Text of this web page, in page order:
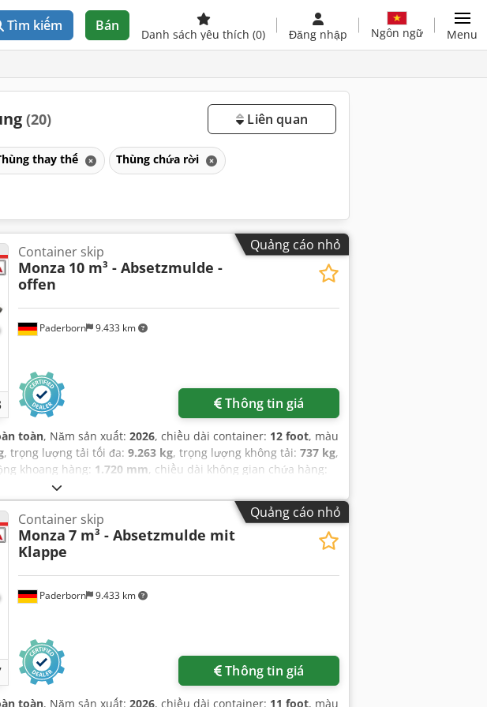
Tìm kiếm Bán
Danh sách yêu thích (0) Đăng nhập Ngôn ngữ Menu
(20) Liên quan
thay thế Thùng chứa rời
Quảng cáo nhỏ
Paderborn 9.433 km
Container skip
Monza 10 m³ - Absetzmulde -
offen
Thông tin giá
toàn, Năm sản xuất: 2026, chiều dài container: 12 foot, màu
, trọng lượng tải tối đa: 9.263 kg, trọng lượng không tải: 737 kg,
khoang hàng: 1.720 mm, chiều dài không gian chứa hàng:
Quảng cáo nhỏ
Paderborn 9.433 km
Container skip
Monza 7 m³ - Absetzmulde mit
Klappe
Thông tin giá
toàn, Năm sản xuất: 2026, chiều dài container: 11 foot, màu